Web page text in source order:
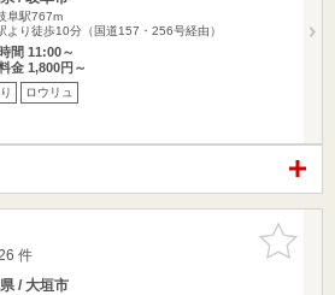
阜駅767m
より徒歩10分（国道157・256号経由）
間 11:00～
金 1,800円～
ロウリュ
お気に入
りに追加
件
/ 大垣市